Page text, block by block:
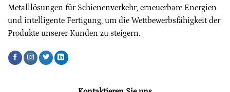
Metalllösungen für Schienenverkehr, erneuerbare Energien
und intelligente Fertigung, um die Wettbewerbsfähigkeit der
Produkte unserer Kunden zu steigern.